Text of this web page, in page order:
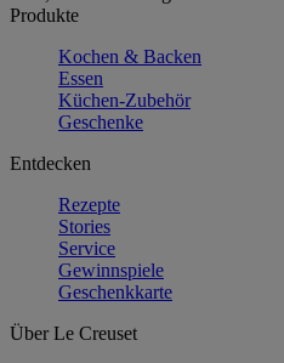
Produkte
Kochen & Backen
Essen
Küchen-Zubehör
Geschenke
Entdecken
Rezepte
Stories
Service
Gewinnspiele
Geschenkkarte
Über Le Creuset